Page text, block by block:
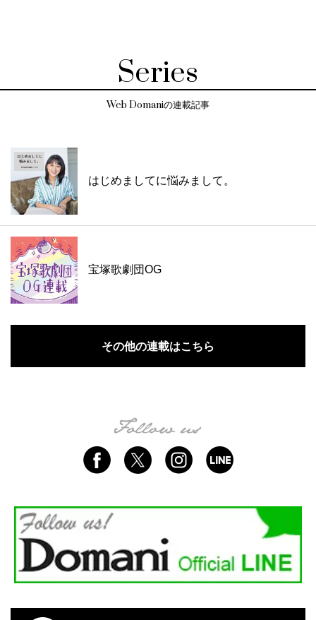
Series
Web Domaniの連載記事
はじめましてに悩みまして。
宝塚歌劇団OG
その他の連載はこちら